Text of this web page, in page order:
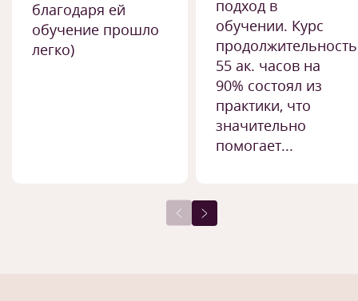
благодаря ей
обучение прошло
легко)
подход в
обучении. Курс
55 ак. часов на
90% состоял из
практики, что
значительно
помогает...